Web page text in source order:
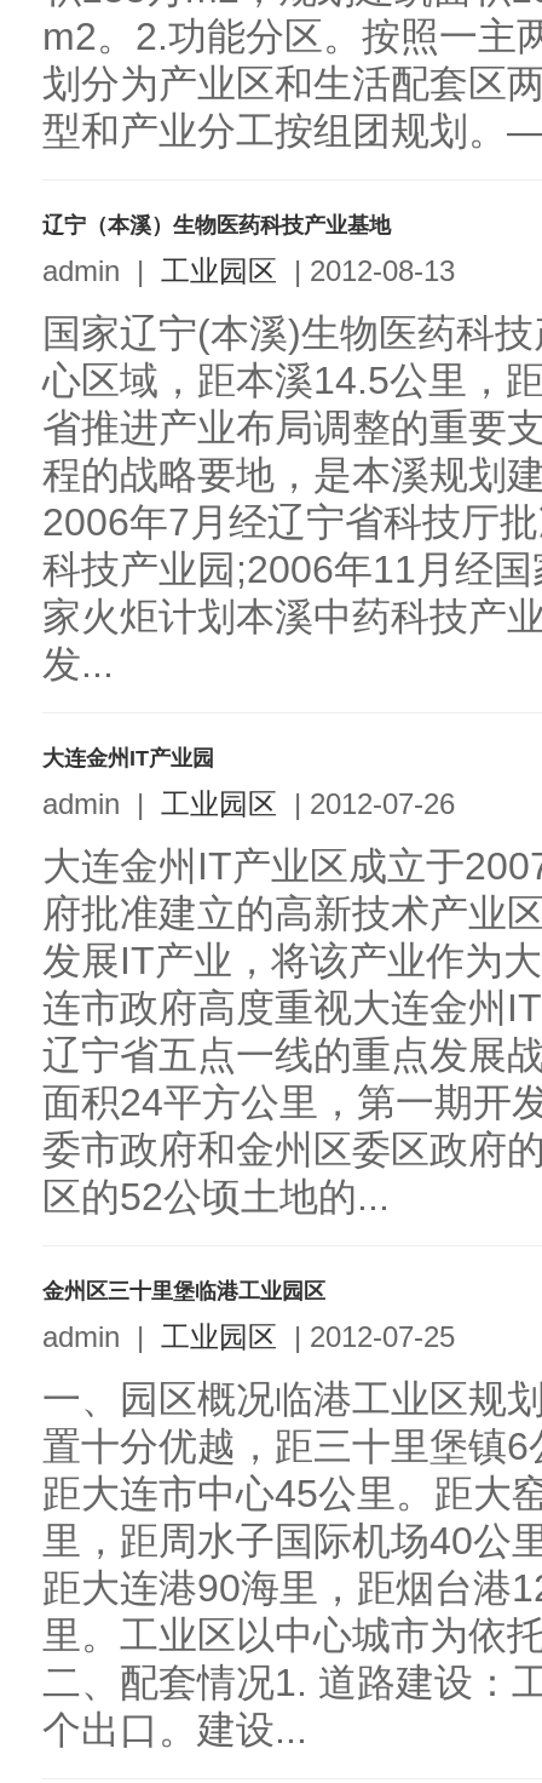
m2。2.功能分区。按照一主
划分为产业区和生活配套区
型和产业分工按组团规划
辽宁（本溪）生物医药科技产业基地
admin | 工业园区 | 2012-08-13
国家辽宁(本溪)生物医药科
心区域，距本溪14.5公里，
省推进产业布局调整的重要
程的战略要地，是本溪规划
2006年7月经辽宁省科技厅
科技产业园;2006年11月经
家火炬计划本溪中药科技产
发...
大连金州IT产业园
admin | 工业园区 | 2012-07-26
大连金州IT产业区成立于
府批准建立的高新技术产业
发展IT产业，将该产业作为
连市政府高度重视大连金州
辽宁省五点一线的重点发展
面积24平方公里，第一期开
委市政府和金州区委区政府
区的52公顷土地的...
金州区三十里堡临港工业园区
admin | 工业园区 | 2012-07-25
一、园区概况临港工业区规
置十分优越，距三十里堡镇
距大连市中心45公里。距大
里，距周水子国际机场40公
距大连港90海里，距烟台港
里。工业区以中心城市为依
二、配套情况1. 道路建设：
个出口。建设...